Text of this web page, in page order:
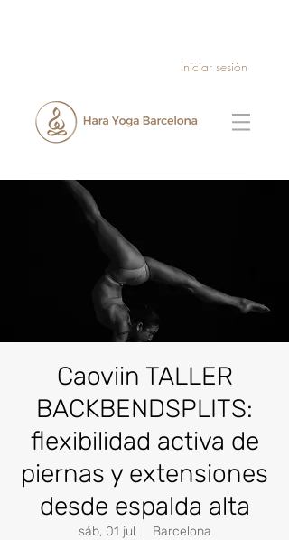
Iniciar sesión
Caoviin TALLER
BACKBENDSPLITS:
flexibilidad activa de
piernas y extensiones
desde espalda alta
sáb, 01 jul Barcelona